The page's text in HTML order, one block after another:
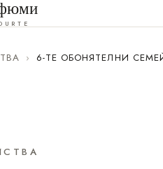
› 6-ТЕ ОБОНЯТЕЛНИ